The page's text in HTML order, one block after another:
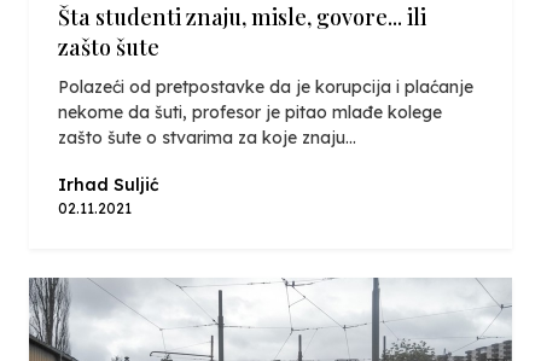
Šta studenti znaju, misle, govore... ili
zašto šute
Polazeći od pretpostavke da je korupcija i plaćanje
nekome da šuti, profesor je pitao mlađe kolege
zašto šute o stvarima za koje znaju...
Irhad Suljić
02.11.2021